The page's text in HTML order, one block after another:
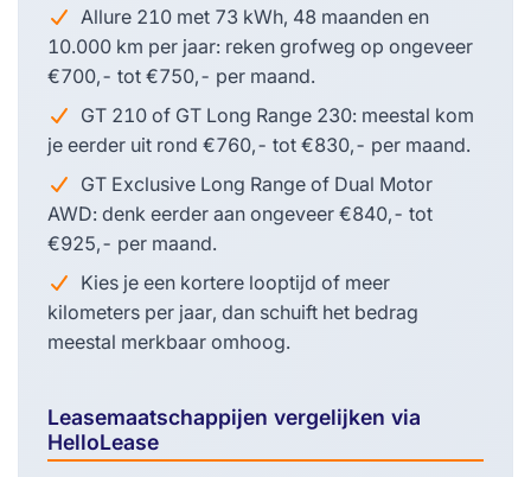
Allure 210 met 73 kWh, 48 maanden en
10.000 km per jaar: reken grofweg op ongeveer
€700,- tot €750,- per maand.
GT 210 of GT Long Range 230: meestal kom
je eerder uit rond €760,- tot €830,- per maand.
GT Exclusive Long Range of Dual Motor
AWD: denk eerder aan ongeveer €840,- tot
€925,- per maand.
Kies je een kortere looptijd of meer
kilometers per jaar, dan schuift het bedrag
meestal merkbaar omhoog.
Leasemaatschappijen vergelijken via
HelloLease